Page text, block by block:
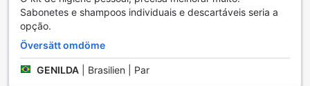
en revitaliserande massage kan du njuta av hotellets sauna
och ångbad, där du kan slappna av och återfå energin. För
utomhusälskare finns en vacker trädgård och ett solarium,
perfekta för att njuta av Brasiliens soliga väder. Glöm inte
att besöka souvenirbutiken, där du kan hitta unika
presenter och minnen att ta med hem från din resa.
Sabonetes e shampoos individuais e descartáveis seria a
opção.
Översätt omdöme
GENILDA Brasilien | Par